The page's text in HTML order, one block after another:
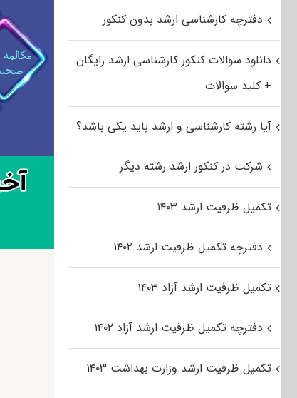
دفترچه کارشناسی ارشد بدون کنکور
دانلود سوالات کنکور کارشناسی ارشد رایگان
+ کلید سوالات
آیا رشته کارشناسی و ارشد باید یکی باشد؟
شرکت در کنکور ارشد رشته دیگر
تکمیل ظرفیت ارشد ۱۴۰۳
دفترچه تکمیل ظرفیت ارشد ۱۴۰۲
تکمیل ظرفیت ارشد آزاد ۱۴۰۳
دفترچه تکمیل ظرفیت ارشد آزاد ۱۴۰۲
تکمیل ظرفیت ارشد وزارت بهداشت ۱۴۰۳